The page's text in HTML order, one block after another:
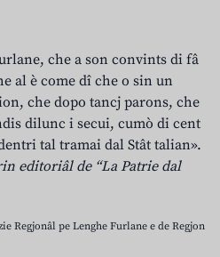
che a son convints di fâ
al è come dî che o sin un
che dopo tancj parons, che
dilunc i secui, cumò di cent
tal tramai dal Stât talian».
editoriâl de “La Patrie dal
Regjonâl pe Lenghe Furlane e de Regjon